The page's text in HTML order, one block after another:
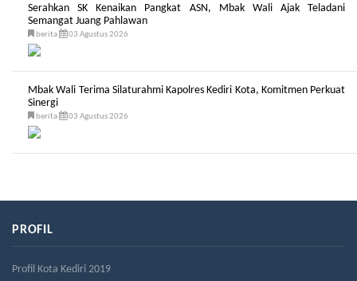
Serahkan SK Kenaikan Pangkat ASN, Mbak Wali Ajak Teladani
Semangat Juang Pahlawan
berita 03 Agustus 2026
Mbak Wali Terima Silaturahmi Kapolres Kediri Kota, Komitmen Perkuat
Sinergi
berita 03 Agustus 2026
PROFIL
Profil Kota Kediri 2019